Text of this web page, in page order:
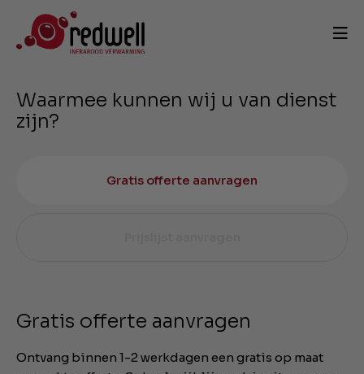
Waarmee kunnen wij u van dienst
zijn?
Gratis offerte aanvragen
Gratis offerte aanvragen
Ontvang binnen 1-2 werkdagen een gratis op maat